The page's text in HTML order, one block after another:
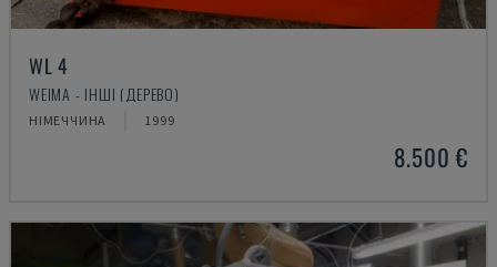
WL 4
WEIMA - ІНШІ (ДЕРЕВО)
НІМЕЧЧИНА 1999
8.500 €